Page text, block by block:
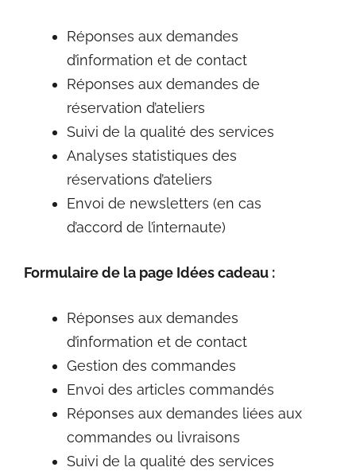
Réponses aux demandes
d’information et de contact
Réponses aux demandes de
réservation d’ateliers
Suivi de la qualité des services
Analyses statistiques des
réservations d’ateliers
Envoi de newsletters (en cas
d’accord de l’internaute)
Formulaire de la page Idées cadeau :
Réponses aux demandes
d’information et de contact
Gestion des commandes
Envoi des articles commandés
Réponses aux demandes liées aux
commandes ou livraisons
Suivi de la qualité des services